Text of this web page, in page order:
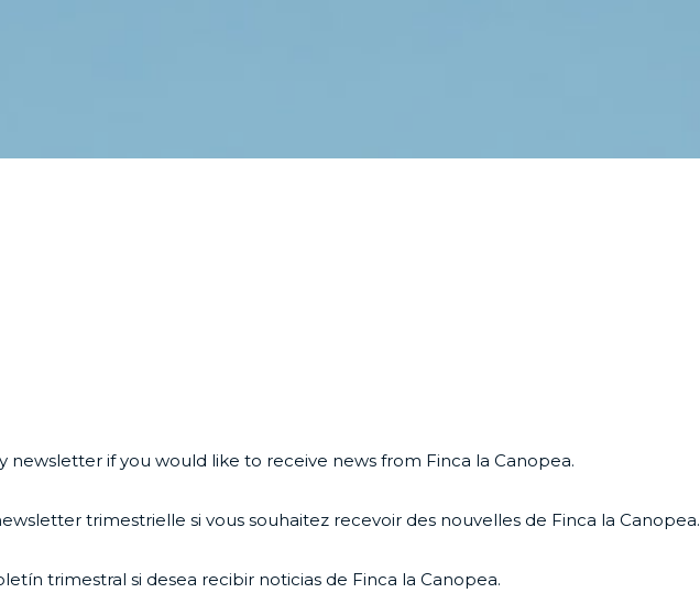
newsletter if you would like to receive news from Finca la Canopea.
trimestrielle si vous souhaitez recevoir des nouvelles de Finca la Canopea.
trimestral si desea recibir noticias de Finca la Canopea.